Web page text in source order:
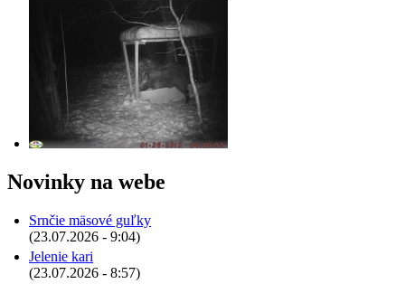
Novinky na webe
Srnčie mäsové guľky
(23.07.2026 - 9:04)
Jelenie kari
(23.07.2026 - 8:57)